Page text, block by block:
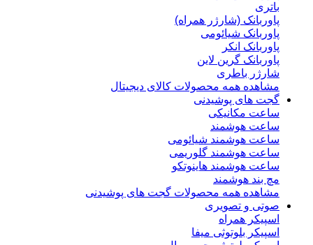
باتری
پاوربانک (شارژر همراه)
پاوربانک شیائومی
پاوربانک انکر
پاوربانک گرین لاین
شارژر باطری
مشاهده همه محصولات کالای دیجیتال
گجت های پوشیدنی
ساعت مکانیکی
ساعت هوشمند
ساعت هوشمند شیائومی
ساعت هوشمند گلوریمی
ساعت هوشمند هاینوتکو
مچ بند هوشمند
مشاهده همه محصولات گجت های پوشیدنی
صوتی و تصویری
اسپیکر همراه
اسپیکر بلوتوثی میفا